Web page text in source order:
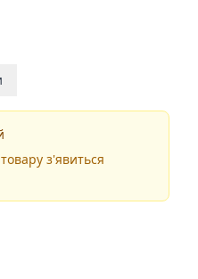
з'явиться